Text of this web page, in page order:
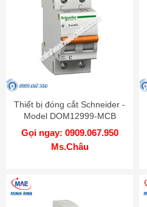
Thiết bị đóng cắt Schneider -
Model DOM12999-MCB
Gọi ngay: 0909.067.950
Ms.Châu